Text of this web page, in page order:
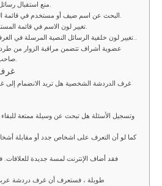
7 – منع استقبال رسائل خاصّة من الأشخاص.
8 – البحث عن اسم ضيف أو مستخدم في قائمة المتواجدين في الغرفة.
9 – تغيير لون الاسم في قائمة المستخدمين إلى ما يناسبك.
10 – تغيير لون خلفية الرسائل النصية المرسلة في الغرف والمحادثة الخاصّة..
صاحب العضوية على لون مميز.
غرف الدردشة الشخصية هل تريد الانضمام إلى
وتسجيل الأسئلة هل تبحث عن وسيلة ممتعة
كما لو أن التعرف على اشخاص جدد أو مقابلة
فقد أضاف الإنترنت لمسة جديدة للعلاقات.
طويلة ، فستعرف أن غرف دردشة عربي